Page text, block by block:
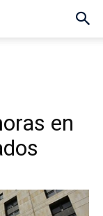
en